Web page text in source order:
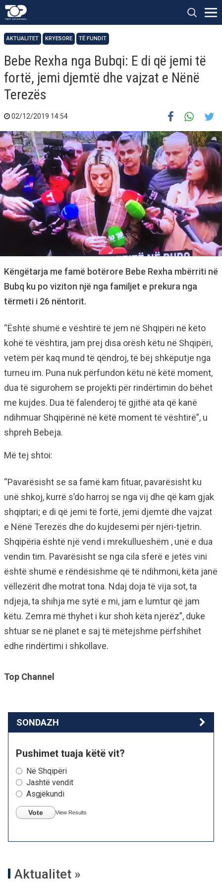
AKTUALITET KRYESORE TË FUNDIT
Bebe Rexha nga Bubqi: E di që jemi të
fortë, jemi djemtë dhe vajzat e Nënë
Terezës
02/12/2019 14:54
Këngëtarja me famë botërore Bebe Rexha mbërriti në
Bubq ku po viziton një nga familjet e prekura nga
tërmeti i 26 nëntorit.
“Është shumë e vështirë të jem në Shqipëri në këto
kohë të vështira, jam prej disa orësh këtu në Shqipëri,
vetëm për kaq mund të qëndroj, të bëj shkëputje nga
turneu im. Puna nuk përfundon këtu në këtë moment,
dua të sigurohem se projekti për rindërtimin do bëhet
me kujdes. Dua të falenderoj të gjithë ata që kanë
ndihmuar Shqipërinë në këtë moment të vështirë”, u
shpreh Bebeja.
Më tej shtoi:
“Pavarësisht se sa famë kam fituar, pavarësisht ku
unë shkoj, kurrë s’do harroj se nga vij dhe që kam gjak
shqiptari; e di që jemi të fortë, jemi djemtë dhe vajzat
e Nënë Terezës dhe do kujdesemi për njëri-tjetrin.
Shqipëria është një vend i mrekullueshëm , unë e dua
vendin tim. Pavarësisht se nga cila sferë e jetës vini
është shumë e rëndësishme që të ndihmoni, këta janë
vëllezërit dhe motrat tona. Ndaj doja të vija sot, ta
ndjeja, ta shihja me sytë e mi, jam e lumtur që jam
këtu. Zemra më thyhet i kur shoh këta njerëz”, duke
shtuar se në planet e saj të mëtejshme përfshihet
edhe rindërtimi i shkollave.
Top Channel
SONDAZH
Pushimet tuaja këtë vit?
Në Shqipëri
Jashtë vendit
Asgjëkundi
Vote View Results
Aktualitet »